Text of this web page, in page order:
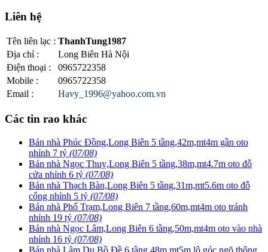
Liên hệ
Tên liên lạc : ThanhTung1987
Địa chỉ :
Long Biên Hà Nội
Điện thoại :
0965722358
Mobile :
0965722358
Email : Havy_1996@yahoo.com.vn
Các tin rao khác
Bán nhà Phúc Đồng,Long Biên 5 tầng,42m,mt4m gần oto
nhỉnh 7 tỷ (07/08)
Bán nhà Ngọc Thuỵ,Long Biên 5 tầng,38m,mt4.7m oto đỗ
cửa nhỉnh 6 tỷ (07/08)
Bán nhà Thạch Bàn,Long Biên 5 tầng,31m,mt5.6m oto đỗ
cổng nhỉnh 5 tỷ (07/08)
Bán nhà Phố Trạm,Long Biên 7 tầng,60m,mt4m oto tránh
nhỉnh 19 tỷ (07/08)
Bán nhà Ngọc Lâm,Long Biên 6 tầng,50m,mt4m oto vào nhà
nhỉnh 16 tỷ (07/08)
Bán nhà Lâm Du,Bồ Đề 6 tầng,48m,mt5m lô góc,ngõ thông